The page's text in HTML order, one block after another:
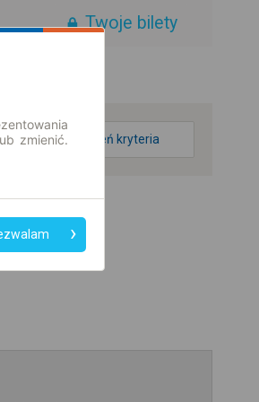
Twoje bilety
zmień kryteria
zmienić.